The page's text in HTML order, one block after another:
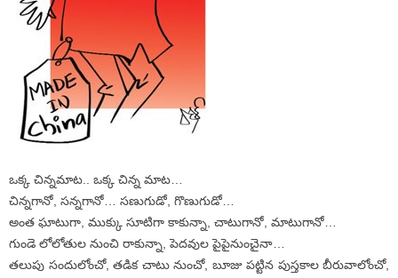
ఒక్క చిన్నమాట.. ఒక్క చిన్న మాట…
చిన్నగానో, సన్నగానో… సణుగుడో, గొణుగుడో…
అంత ఘాటుగా, ముక్కు సూటిగా కాకున్నా, చాటుగానో, మాటుగానో…
గుండె లోలోతుల నుంచి రాకున్నా, పెదవుల పైపైనుంచైనా…
తలుపు సందులోంచో, తడిక చాటు నుంచో, బూజు పట్టిన పుస్తకాల బీరువాలోంచో,